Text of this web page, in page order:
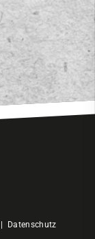
| Datenschutz